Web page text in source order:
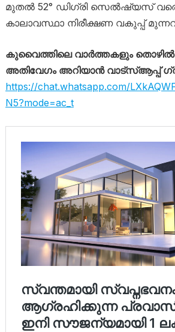
മുതൽ 52° ഡിഗ്രി സെൽഷ്യസ്
കാലാവസ്ഥാ നിരീക്ഷണ വകുപ്പ്
കുവൈത്തിലെ വാർത്തകളും
അതിവേഗം അറിയാൻ വാട്സ്ആപ്പ്
https://chat.whatsapp.com/
N5?mode=ac_t